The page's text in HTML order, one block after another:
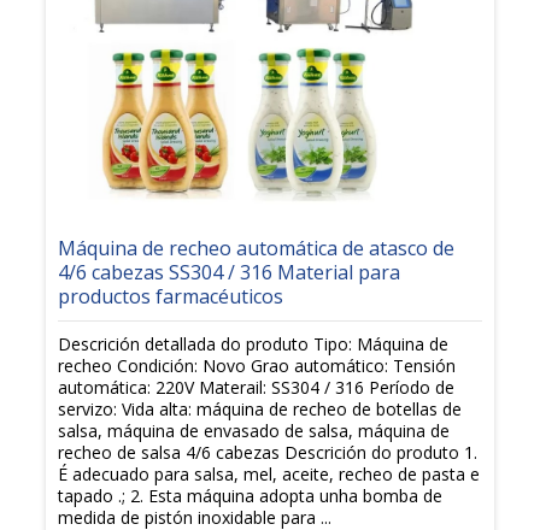
Máquina de recheo automática de atasco de
4/6 cabezas SS304 / 316 Material para
productos farmacéuticos
Descrición detallada do produto Tipo: Máquina de
recheo Condición: Novo Grao automático: Tensión
automática: 220V Materail: SS304 / 316 Período de
servizo: Vida alta: máquina de recheo de botellas de
salsa, máquina de envasado de salsa, máquina de
recheo de salsa 4/6 cabezas Descrición do produto 1.
É adecuado para salsa, mel, aceite, recheo de pasta e
tapado .; 2. Esta máquina adopta unha bomba de
medida de pistón inoxidable para ...